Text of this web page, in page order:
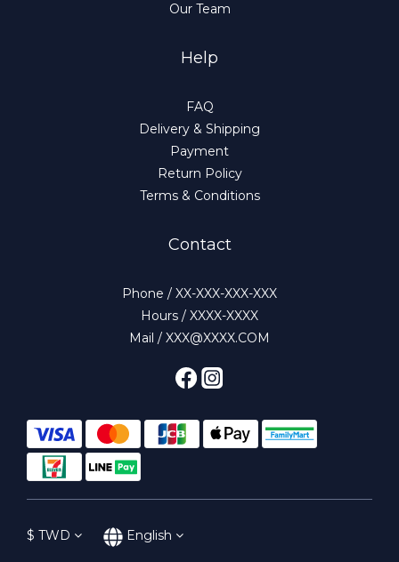
Our Team
Help
FAQ
Delivery & Shipping
Payment
Return Policy
Terms & Conditions
Contact
Phone / XX-XXX-XXX-XXX
Hours / XXXX-XXXX
Mail / XXX@XXXX.COM
$ TWD English